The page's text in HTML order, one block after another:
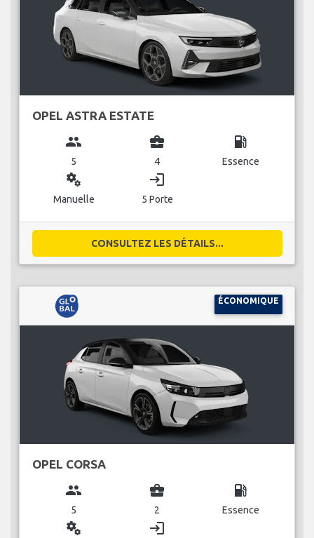
OPEL ASTRA ESTATE
group
5
business_center
4
local_gas_station
Essence
miscellaneous_services
Manuelle
login
5 Porte
CONSULTEZ LES DÉTAILS...
ÉCONOMIQUE
OPEL CORSA
group
5
business_center
2
local_gas_station
Essence
miscellaneous_services login